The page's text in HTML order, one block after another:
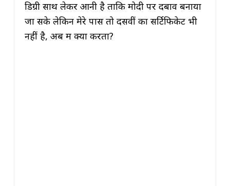
डिग्री साथ लेकर आनी है ताकि मोदी पर दबाव बनाया
जा सके लेकिन मेरे पास तो दसवीं का सर्टिफिकेट भी
नहीं है, अब मैं क्या करता?